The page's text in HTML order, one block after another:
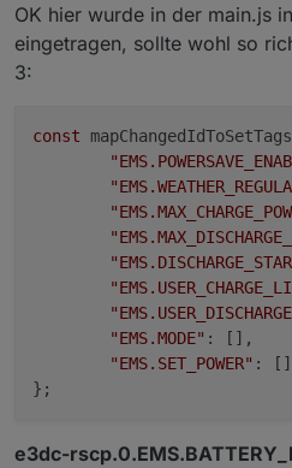
OK hier wurde in der main.js
eingetragen, sollte wohl so
3:
const
"EMS.MODE" : [],
"EMS.SET_POWER" :
e3dc-